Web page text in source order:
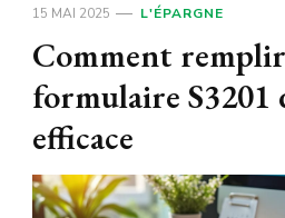
15 MAI 2025 L'ÉPARGNE
Comment
formulaire S3201
efficace